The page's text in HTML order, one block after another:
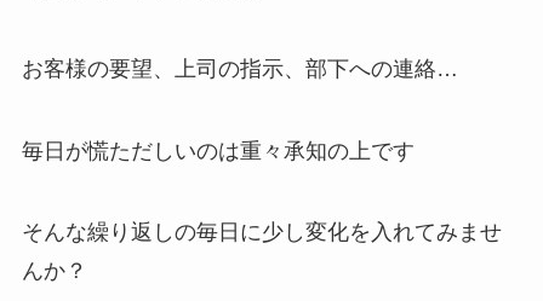
お客様の要望、上司の指示、部下への連絡…
毎日が慌ただしいのは重々承知の上です
そんな繰り返しの毎日に少し変化を入れてみませ
んか？